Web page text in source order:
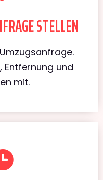
STELLEN
Entfernung und
mit.